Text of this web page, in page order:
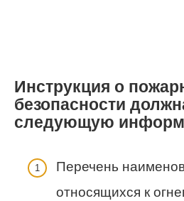
Инструкция о
безопасности
следующую
Перечень
относящихся к